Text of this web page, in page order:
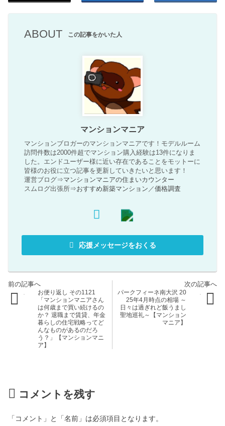
ABOUT この記事をかいた人
マンションマニア
マンションブロガーのマンションマニアです！モデルルーム
訪問件数は2000件超でマンション購入経験は13件になりま
した。エンドユーザー様に近い存在であることをモットーに
皆様のお役に立つ記事を更新していきたいと思います！
運営ブログ⇒マンションマニアの住まいカウンター
スムログ出張所⇒おすすめ新築マンション ／価格調査
応援メッセージをおくる
お便り返し その1121
「マンションマニアさん
は何歳まで買い続けるの
か？ 退職まで賃貸、年金
暮らしの住宅戦略ってど
んなものがあるのだろ
う？」【マンションマニ
ア】
パークフィーネ南大沢 20
25年4月時点の相場 ～
日々は過ぎれど飯うまし
聖地巡礼～【マンション
マニア】
コメントを残す
「コメント」と「名前」は必須項目となります。